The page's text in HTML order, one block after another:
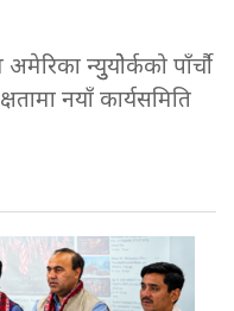
न्युुयोेर्कको पाँर्चौ
नयाँ कार्यसमिति